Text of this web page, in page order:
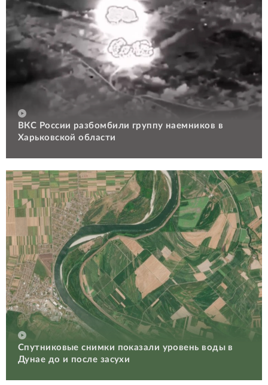
ВКС России разбомбили группу наемников в
Харьковской области
Спутниковые снимки показали уровень воды в
Дунае до и после засухи